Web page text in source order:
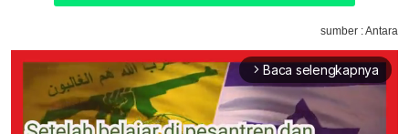
sumber : Antara
arrow_forward_ios Baca selengkapnya